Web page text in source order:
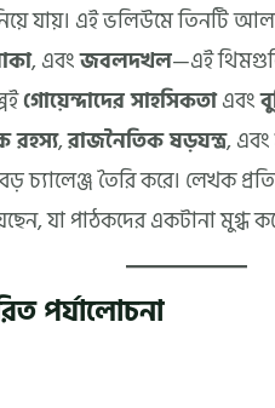
যায়। এই ভলিউমে তিনটি
, এবংজবলদখল—এই
গোয়েন্দাদের সাহসিকতাএবং
রহস্য,রাজনৈতিক ষড়যন্ত্র, এবং
চ্যালেঞ্জ তৈরি করে। লেখক
যা পাঠকদের একটানা মুগ্ধ
পর্যালোচনা